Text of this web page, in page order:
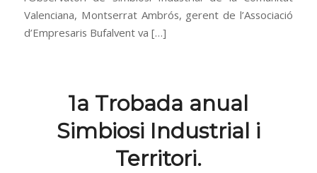
Valenciana, Montserrat Ambrós, gerent de l’Associació
d’Empresaris Bufalvent va […]
1a Trobada anual
Simbiosi Industrial i
Territori.